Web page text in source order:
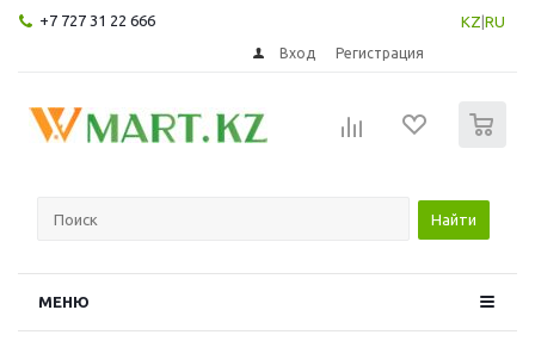
+7 727 31 22 666 KZ RU
Вход Регистрация
Найти
МЕНЮ